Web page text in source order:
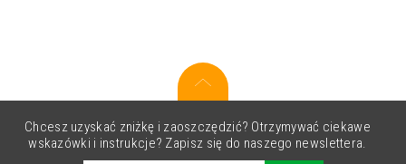
Chcesz uzyskać zniżkę i zaoszczędzić? Otrzymywać ciekawe
wskazówki i instrukcje? Zapisz się do naszego newslettera.